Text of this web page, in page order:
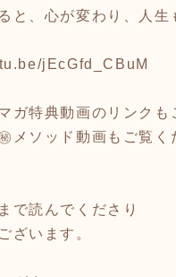
と、心が変わり、人生
jEcGfd_CBuM
ガ特典動画のリンクも
メソッド動画もご覧く
で読んでくださり
ざいます。